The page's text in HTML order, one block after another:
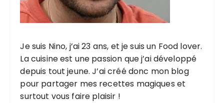
Je suis Nino, j’ai 23 ans, et je suis un Food lover.
La cuisine est une passion que j’ai développé
depuis tout jeune. J’ai créé donc mon blog
pour partager mes recettes magiques et
surtout vous faire plaisir !